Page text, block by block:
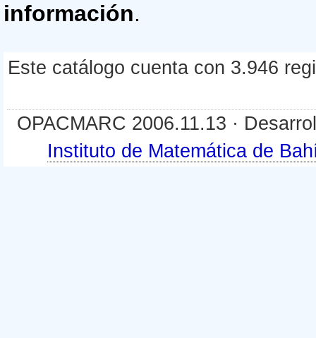
información.
Este catálogo cuenta con 3.946
OPACMARC 2006.11.13 ·
Instituto de Matemática de